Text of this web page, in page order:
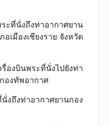
นั่งถึงท่าอากาศยาน
เมืองเชียงราย จังหวัด
พระที่นั่งไปยังท่า
องทัพอากาศ
งถึงท่าอากาศยานกอง